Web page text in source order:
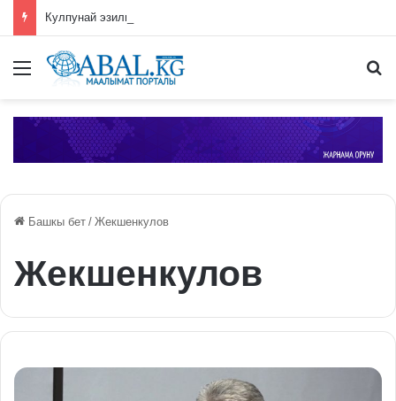
Меню
Башкы бет / Жекшенкулов
Жекшенкулов